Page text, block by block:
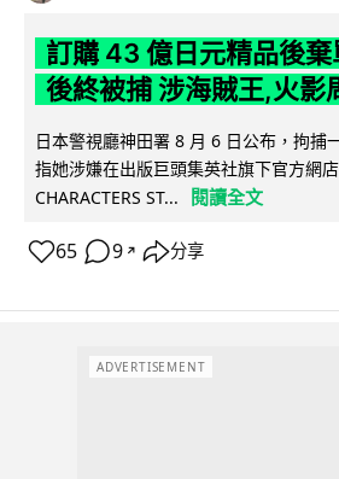
訂購 43 億日元精品後
後終被捕 涉海賊王,火影
日本警視廳神田署 8 月 6 日公布，拘捕
指她涉嫌在出版巨頭集英社旗下官方網
CHARACTERS ST...
閱讀全文
65 9 ↗ 分享
ADVERTISEMENT